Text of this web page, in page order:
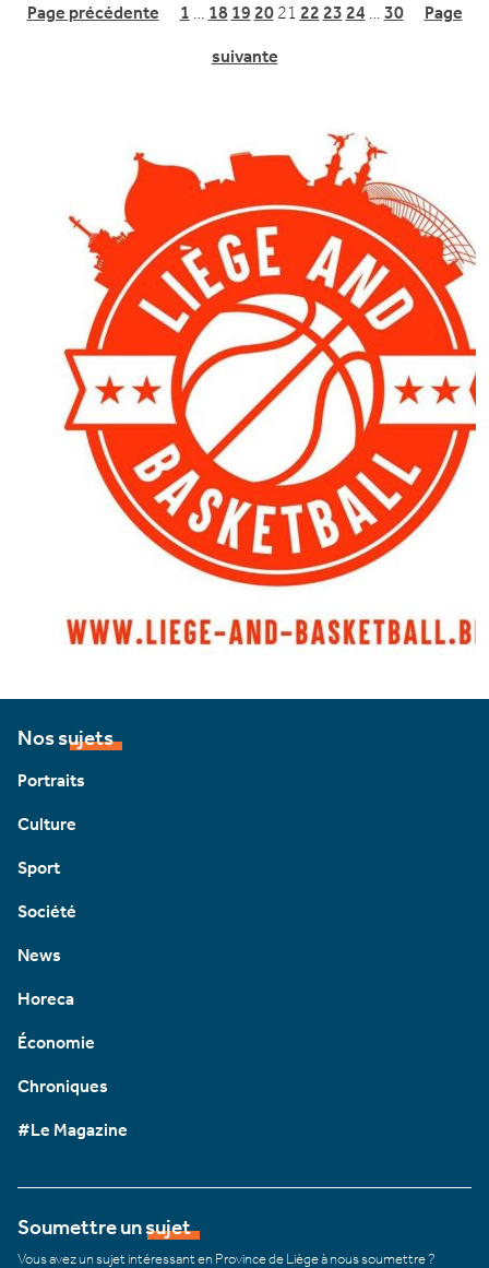
Page précédente 1 18 19 20 21 22 23 24 30 Page
suivante
Nos sujets
Portraits
Culture
Sport
Société
News
Horeca
Économie
Chroniques
#Le Magazine
Soumettre un sujet
Vous avez un sujet intéressant en Province de Liège à nous soumettre ?